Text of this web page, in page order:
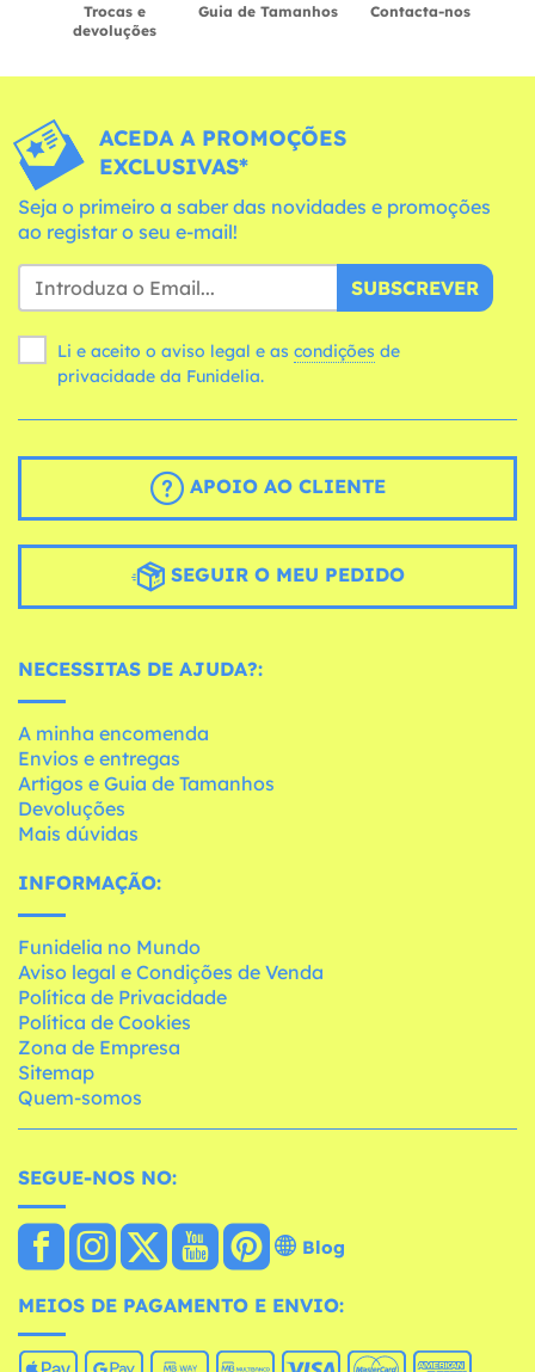
Trocas e
devoluções
Guia de Tamanhos Contacta-nos
ACEDA A PROMOÇÕES
EXCLUSIVAS*
Seja o primeiro a saber das novidades e promoções
ao registar o seu e-mail!
SUBSCREVER
Li e aceito o aviso legal e as condições
privacidade da Funidelia.
APOIO AO CLIENTE
SEGUIR O MEU PEDIDO
NECESSITAS DE AJUDA?:
A minha encomenda
Envios e entregas
Artigos e Guia de Tamanhos
Devoluções
Mais dúvidas
INFORMAÇÃO:
Funidelia no Mundo
Aviso legal e Condições de Venda
Política de Privacidade
Política de Cookies
Zona de Empresa
Sitemap
Quem-somos
SEGUE-NOS NO:
Blog
MEIOS DE PAGAMENTO E ENVIO: